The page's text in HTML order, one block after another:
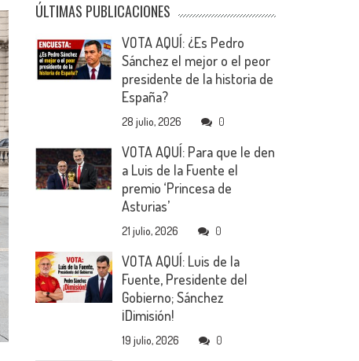
ÚLTIMAS PUBLICACIONES
VOTA AQUÍ: ¿Es Pedro
Sánchez el mejor o el peor
presidente de la historia de
España?
28 julio, 2026 0
VOTA AQUÍ: Para que le den
a Luis de la Fuente el
premio ‘Princesa de
Asturias’
21 julio, 2026 0
VOTA AQUÍ: Luis de la
Fuente, Presidente del
Gobierno; Sánchez
¡Dimisión!
19 julio, 2026 0